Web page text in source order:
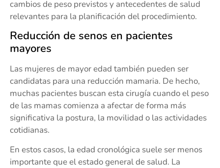
cambios de peso previstos y antecedentes de salud
relevantes para la planificación del procedimiento.
Reducción de senos en pacientes
mayores
Las mujeres de mayor edad también pueden ser
candidatas para una reducción mamaria. De hecho,
muchas pacientes buscan esta cirugía cuando el peso
de las mamas comienza a afectar de forma más
significativa la postura, la movilidad o las actividades
cotidianas.
En estos casos, la edad cronológica suele ser menos
importante que el estado general de salud. La